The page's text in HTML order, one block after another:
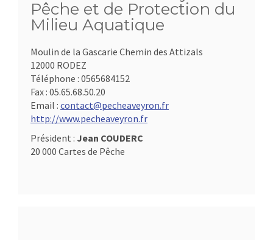
Pêche et de Protection du
Milieu Aquatique
Moulin de la Gascarie Chemin des Attizals
12000 RODEZ
Téléphone : 0565684152
Fax : 05.65.68.50.20
Email : contact@pecheaveyron.fr
http://www.pecheaveyron.fr
Président : Jean COUDERC
20 000 Cartes de Pêche